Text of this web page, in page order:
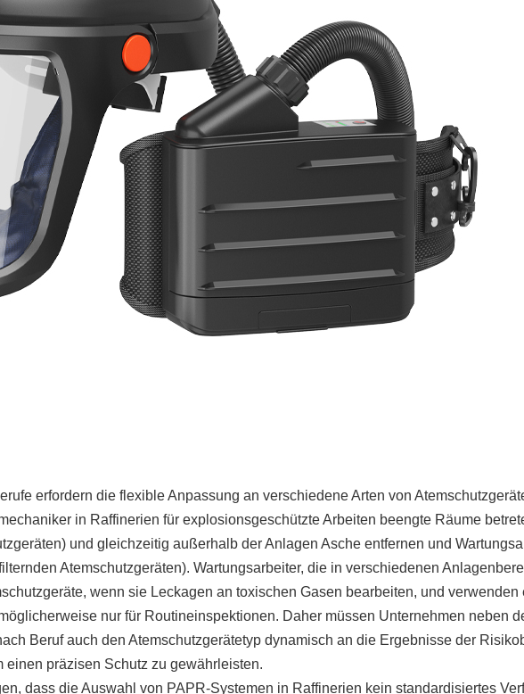
erfordern die flexible Anpassung an verschiedene Arten von
in Raffinerien für explosionsgeschützte Arbeiten beengte Räume
und gleichzeitig außerhalb der Anlagen Asche entfernen und
Atemschutzgeräten). Wartungsarbeiter, die in verschiedenen
wenn sie Leckagen an toxischen Gasen bearbeiten, und verwenden
nur für Routineinspektionen. Daher müssen Unternehmen neben
Beruf auch den Atemschutzgerätetyp dynamisch an die Ergebnisse der
präzisen Schutz zu gewährleisten.
dass die Auswahl von PAPR-Systemen in Raffinerien kein standardisiertes